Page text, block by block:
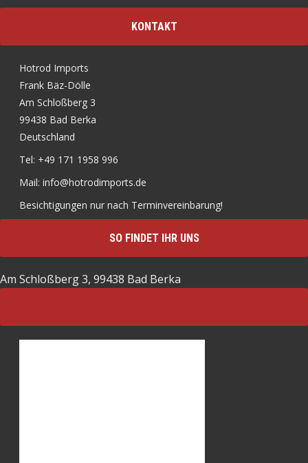
KONTAKT
Hotrod Imports
Frank Bäz-Dölle
Am Schloßberg 3
99438 Bad Berka
Deutschland
Tel: +49 171 1958 996
Mail: info@hotrodimports.de
Besichtigungen nur nach Terminvereinbarung!
SO FINDET IHR UNS
Am Schloßberg 3, 99438 Bad Berka